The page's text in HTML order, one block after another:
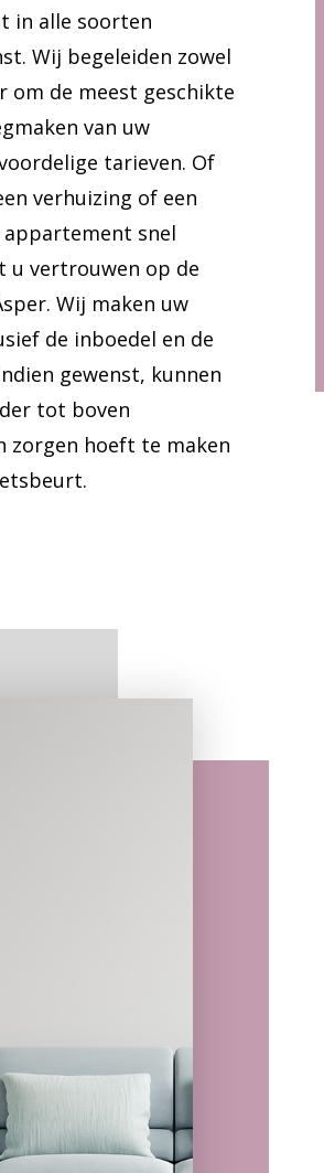
in alle soorten
Wij begeleiden zowel
om de meest geschikte
van uw
tarieven. Of
verhuizing of een
snel
u vertrouwen op de
Wij maken uw
de inboedel en de
gewenst, kunnen
tot boven
zorgen hoeft te maken